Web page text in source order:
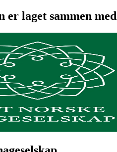
er laget sammen med